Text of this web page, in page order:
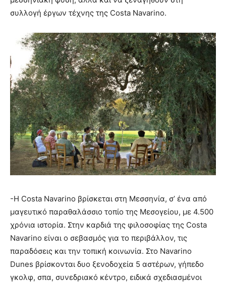
συλλογή έργων τέχνης της Costa Navarino.
-Η Costa Navarino βρίσκεται στη Μεσσηνία, σ’ ένα από
μαγευτικό παραθαλάσσιο τοπίο της Μεσογείου, με 4.500
χρόνια ιστορία. Στην καρδιά της φιλοσοφίας της Costa
Navarino είναι ο σεβασμός για το περιβάλλον, τις
παραδόσεις και την τοπική κοινωνία. Στο Navarino
Dunes βρίσκονται δυο ξενοδοχεία 5 αστέρων, γήπεδο
γκολφ, σπα, συνεδριακό κέντρο, ειδικά σχεδιασμένοι